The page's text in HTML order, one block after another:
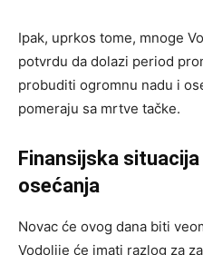
Ipak, uprkos tome, mnoge
potvrdu da dolazi period
probuditi ogromnu nadu i
pomeraju sa mrtve tačke.
Finansijska
osećanja
Novac će ovog dana biti
Vodolije će imati razlog za